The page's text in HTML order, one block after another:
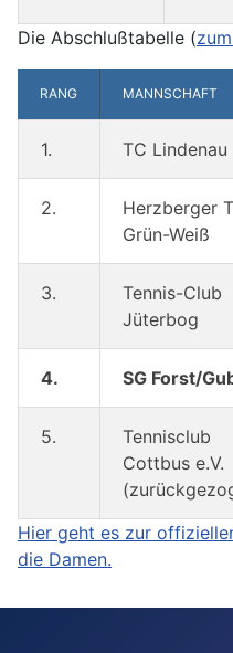
Die Abschlußtabelle (
RANG MANNSCHAFT
1. TC Lindenau
2.
Herzberger
Grün-Weiß
3.
Tennis-Club
Jüterbog
4. SG Forst/
5.
Tennisclub
Cottbus e.V.
Hier geht es zur
die Damen.